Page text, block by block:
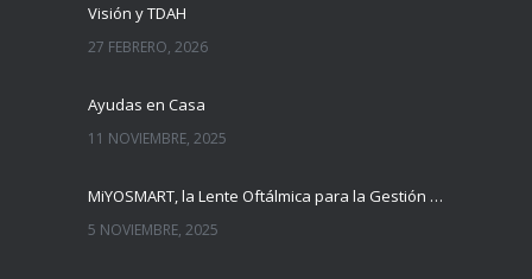
Visión y TDAH
27 FEBRERO, 2026
Ayudas en Casa
11 NOVIEMBRE, 2025
MiYOSMART, la Lente Oftálmica para la Gestión de la Miopía Infantil
5 NOVIEMBRE, 2025